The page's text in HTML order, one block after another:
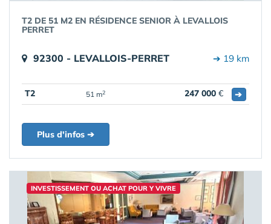
T2 DE 51 M2 EN RÉSIDENCE SENIOR À LEVALLOIS
PERRET
92300 - LEVALLOIS-PERRET ➔ 19 km
T2 51 m2 247 000 € ➔
Plus d'infos ➔
INVESTISSEMENT OU ACHAT POUR Y VIVRE